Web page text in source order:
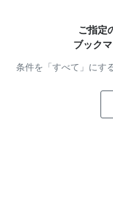
ご指定
ブック
条件を「すべて」にす